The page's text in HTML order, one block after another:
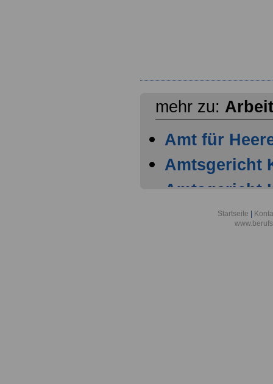
mehr zu:
Amt für
Amtsgericht
Amtsgericht
Amtsgericht
Startseite